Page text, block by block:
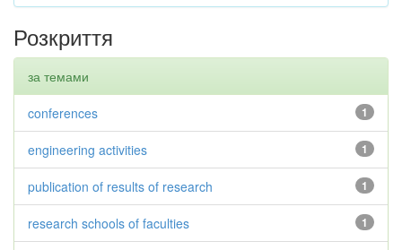
Розкриття
за темами
1
conferences
1
engineering activities
1
publication of results of research
1
research schools of faculties